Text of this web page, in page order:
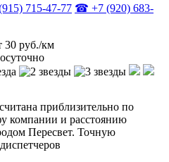
715-47-77 ☎ +7 (920) 683-
30 руб./км
приблизительно по
компании и расстоянию
Пересвет. Точную